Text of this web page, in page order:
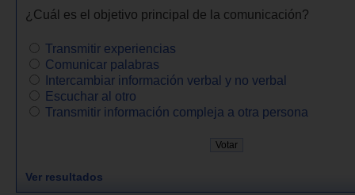
¿Cuál es el objetivo principal de la comunicación?
Transmitir experiencias
Comunicar palabras
Intercambiar información verbal y no verbal
Escuchar al otro
Transmitir información compleja a otra persona
Ver resultados